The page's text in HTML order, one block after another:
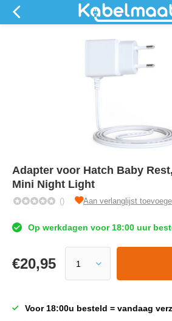
Adapter voor Hatch Baby
Mini Night Light
() Aan verlanglijst
Op werkdagen voor 18:00 uur
€20,95
Voor 18:00u besteld = vandaag